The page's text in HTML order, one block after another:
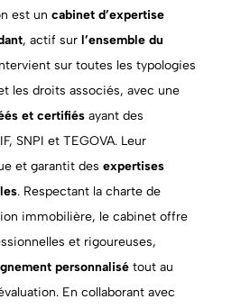
est un cabinet d’expertise
, actif sur l’ensemble du
sur toutes les typologies
les droits associés, avec une
et certifiésayant des
SNPI et TEGOVA. Leur
et garantit des expertises
. Respectant la charte de
immobilière, le cabinet offre
et rigoureuses,
personnalisétout au
En collaborant avec